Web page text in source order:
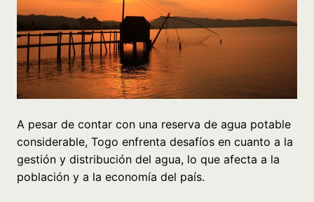
A pesar de contar con una reserva de agua potable
considerable, Togo enfrenta desafíos en cuanto a la
gestión y distribución del agua, lo que afecta a la
población y a la economía del país.